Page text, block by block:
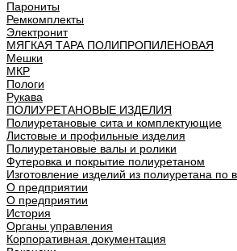
Парониты
Ремкомплекты
Электронит
МЯГКАЯ ТАРА ПОЛИПРОПИЛЕНОВАЯ
Мешки
МКР
Пологи
Рукава
ПОЛИУРЕТАНОВЫЕ ИЗДЕЛИЯ
Полиуретановые сита и комплектующие
Листовые и профильные изделия
Полиуретановые валы и ролики
Футеровка и покрытие полиуретаном
Изготовление изделий из полиуретана
О предприятии
О предприятии
История
Органы управления
Корпоративная документация